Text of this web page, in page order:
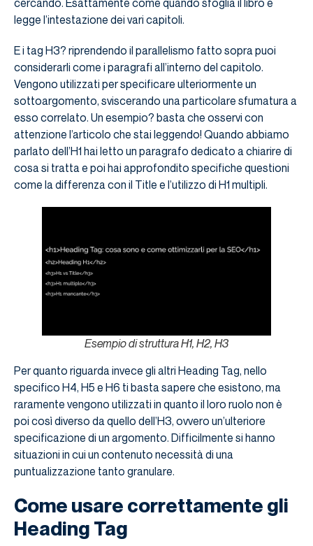
legge l’intestazione dei vari capitoli.
E i tag H3? riprendendo il parallelismo fatto sopra puoi
considerarli come i paragrafi all’interno del capitolo.
Vengono utilizzati per specificare ulteriormente un
sottoargomento, sviscerando una particolare sfumatura a
esso correlato. Un esempio? basta che osservi con
attenzione l’articolo che stai leggendo! Quando abbiamo
parlato dell’H1 hai letto un paragrafo dedicato a chiarire di
cosa si tratta e poi hai approfondito specifiche questioni
come la differenza con il Title e l’utilizzo di H1 multipli.
Esempio di struttura H1, H2, H3
Per quanto riguarda invece gli altri Heading Tag, nello
specifico H4, H5 e H6 ti basta sapere che esistono, ma
raramente vengono utilizzati in quanto il loro ruolo non è
poi così diverso da quello dell’H3, ovvero un’ulteriore
specificazione di un argomento. Difficilmente si hanno
situazioni in cui un contenuto necessità di una
puntualizzazione tanto granulare.
Come usare correttamente gli
Heading Tag